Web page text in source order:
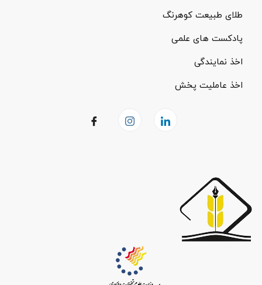
طلای طبیعت کوهرنگ
پادکست های علمی
اخذ نمایندگی
اخذ عاملیت پخش